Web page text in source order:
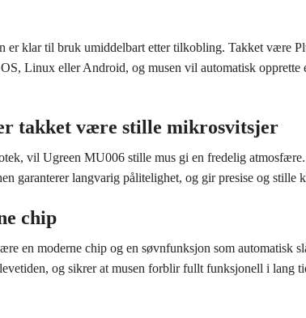
er klar til bruk umiddelbart etter tilkobling. Takket være
Linux eller Android, og musen vil automatisk
takket være stille mikrosvitsjer
vil Ugreen MU006 stille mus gi en fredelig
garanterer langvarig pålitelighet, og gir presise og stille
chip
en moderne chip og en søvnfunksjon som automatisk
og sikrer at musen forblir fullt funksjonell i lang